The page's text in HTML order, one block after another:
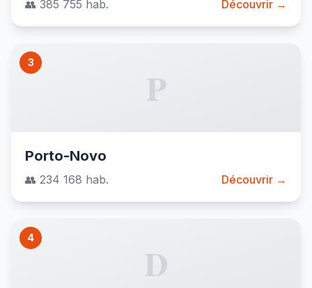
👥 385 755 hab. Découvrir →
3
P
Porto-Novo
👥 234 168 hab. Découvrir →
4
D